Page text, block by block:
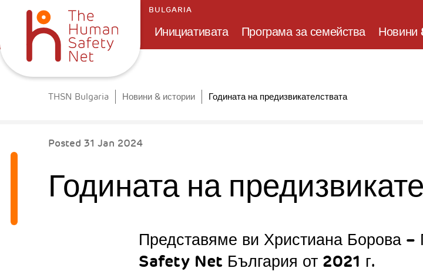
BULGARIA
Инициативата Програма за семейства Новини
THSN Bulgaria Новини & истории Годината на предизвикателствата
Posted 31 Jan 2024
Годината на
Представяме ви Христиана Борова
Safety Net България от 2021 г.